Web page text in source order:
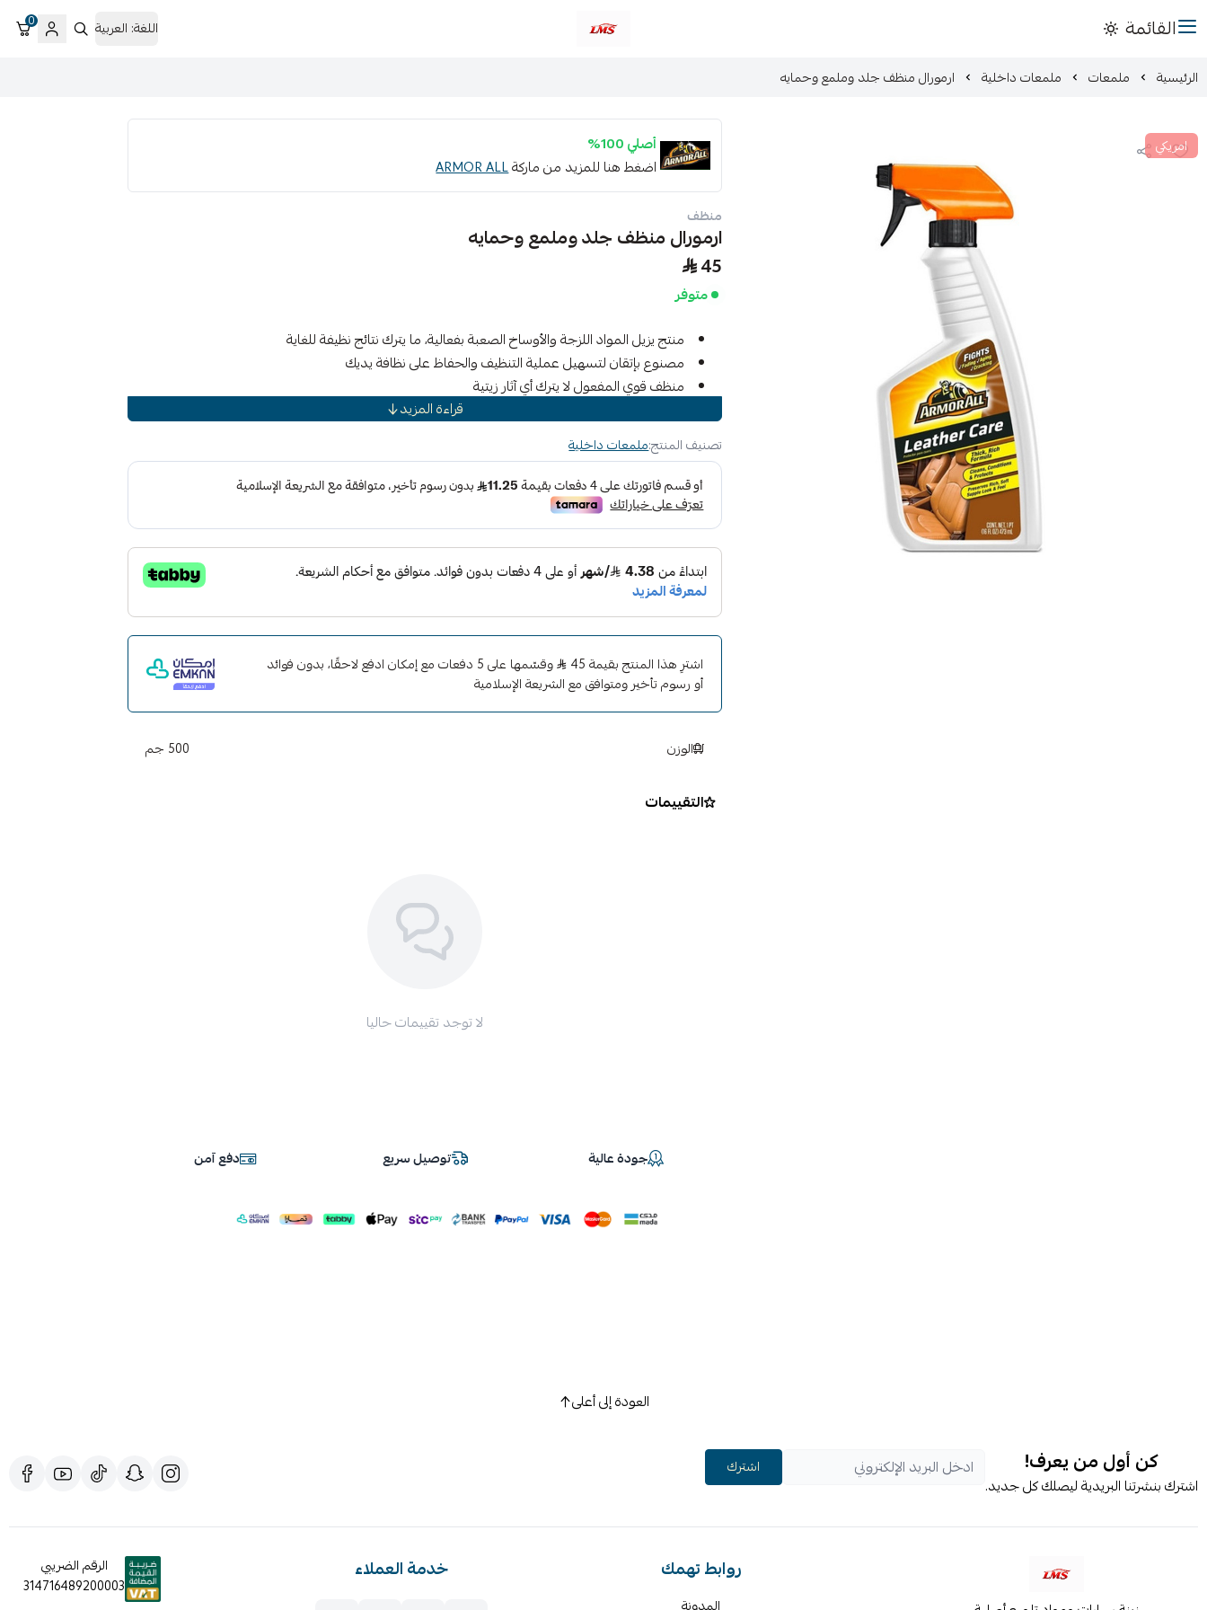
القائمة متجر لمسات الشرقية لزينة سيارات LMS اللغة: العربية 0
الرئيسية ملمعات ملمعات داخلية ارمورال منظف جلد وملمع وحمايه
امريكي
أصلي 100%
اضغط هنا للمزيد من ماركةARMOR ALL
منظف
ارمورال منظف جلد وملمع وحمايه
45
متوفر
منتج يزيل المواد اللزجة والأوساخ الصعبة بفعالية، ما يترك نتائج نظيفة للغاية
مصنوع بإتقان لتسهيل عملية التنظيف والحفاظ على نظافة يديك
منظف قوي المفعول لا يترك أي آثار زيتية
قراءة المزيد
تصنيف المنتج:ملمعات داخلية
اشترِ هذا المنتج بقيمة 45
وقسّمها على 5 دفعات مع إمكان ادفع لاحقًا، بدون فوائد
أو رسوم تأخير ومتوافق مع الشريعة الإسلامية
الوزن 500 جم
التقييمات
لا توجد تقييمات حاليا
جودة عالية توصيل سريع دفع آمن
العودة إلى أعلى
كن أول من يعرف!
اشترك بنشرتنا البريدية ليصلك كل جديد.
اشترك
روابط تهمك خدمة العملاء
الرقم الضريبي
314716489200003